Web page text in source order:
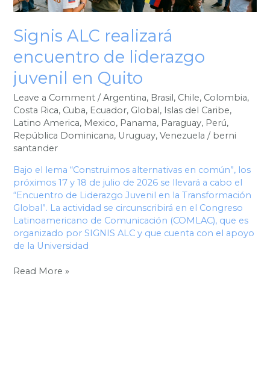
Signis ALC realizará
encuentro de liderazgo
juvenil en Quito
Leave a Comment /Argentina, Brasil, Chile, Colombia,
Costa Rica, Cuba, Ecuador, Global, Islas del Caribe,
Latino America, Mexico, Panama, Paraguay, Perú,
República Dominicana, Uruguay,Venezuela / berni
santander
Bajo el lema “Construimos alternativas en común”, los
próximos 17 y 18 de julio de 2026 se llevará a cabo el
“Encuentro de Liderazgo Juvenil en la Transformación
Global”. La actividad se circunscribirá en el Congreso
Latinoamericano de Comunicación (COMLAC), que es
organizado por SIGNIS ALC y que cuenta con el apoyo
de la Universidad
Read More »